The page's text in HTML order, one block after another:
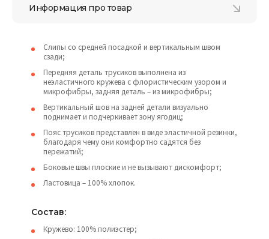
Информация про товар
Слипы со средней посадкой и вертикальным швом
сзади;
Передняя деталь трусиков выполнена из
неэластичного кружева с флористическим узором и
микрофибры, задняя деталь – из микрофибры;
Вертикальный шов на задней детали визуально
поднимает и подчеркивает зону ягодиц;
Пояс трусиков представлен в виде эластичной резинки,
благодаря чему они комфортно садятся без
пережатий;
Боковые швы плоские и не вызывают дискомфорт;
Ластовица – 100% хлопок.
Состав:
Кружево: 100% полиэстер;